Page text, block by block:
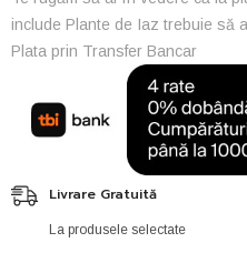
include Plante de Iaz trebuie să
Plata prin Transfer Bancar
Livrare Gratuită
La produsele selectate